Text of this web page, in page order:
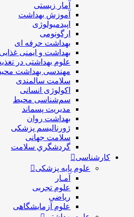
آمار زیستی
آموزش بهداشت
اپیدمیولوژی
ارگونومی
بهداشت حرفه ای
بهداشت و ایمنی غذایی
علوم بهداشتی در
مهندسی بهداشت
سلامت سالمندی
اکولوژی انسانی
سم‌شناسی محیط
مدیریت پسماند
بهداشت روان
ژورنالیسم پزشکی
سلامت جهانی
گردشگري سلامت
کارشناسی
علوم پایه پزشکی
آمـار
علوم تجربی
ریاضی
علوم آزمایشگاهی